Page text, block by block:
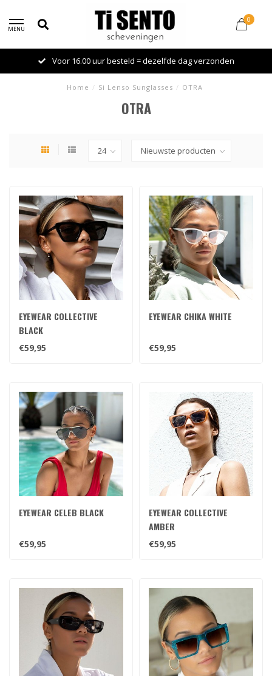
MENU
0
Voor 16.00 uur besteld = dezelfde dag verzonden
Home / Si Lenso Sunglasses / OTRA
OTRA
EYEWEAR COLLECTIVE
BLACK
€59,95
EYEWEAR CHIKA WHITE
€59,95
EYEWEAR CELEB BLACK
€59,95
EYEWEAR COLLECTIVE
AMBER
€59,95